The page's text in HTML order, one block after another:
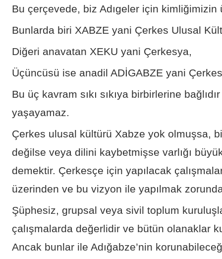
Bu çerçevede, biz Adıgeler için kimliğimizin
Bunlarda biri XABZE yani Çerkes Ulusal
Diğeri anavatan XEKU yani Çerkesya,
Üçüncüsü ise anadil ADİGABZE yani
Bu üç kavram sıkı sıkıya birbirlerine
yaşayamaz.
Çerkes ulusal kültürü Xabze yok olmuşsa,
değilse veya dilini kaybetmişse varlığı
demektir. Çerkesçe için yapılacak
üzerinden ve bu vizyon ile yapılmak
Şüphesiz, grupsal veya sivil toplum
çalışmalarda değerlidir ve bütün olanaklar
Ancak bunlar ile Adığabze’nin